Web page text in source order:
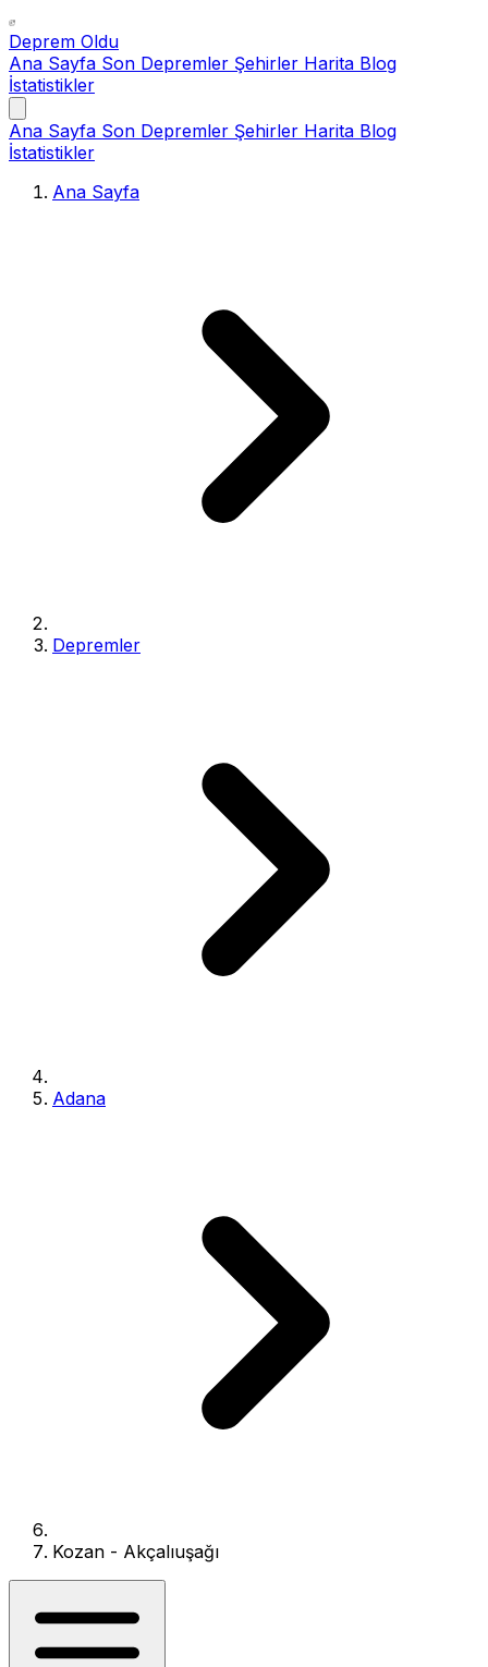
Deprem Oldu
Ana Sayfa Son Depremler Şehirler Harita Blog
İstatistikler
Ana Sayfa Son Depremler Şehirler Harita Blog
İstatistikler
Ana Sayfa
Depremler
Adana
Kozan - Akçalıuşağı